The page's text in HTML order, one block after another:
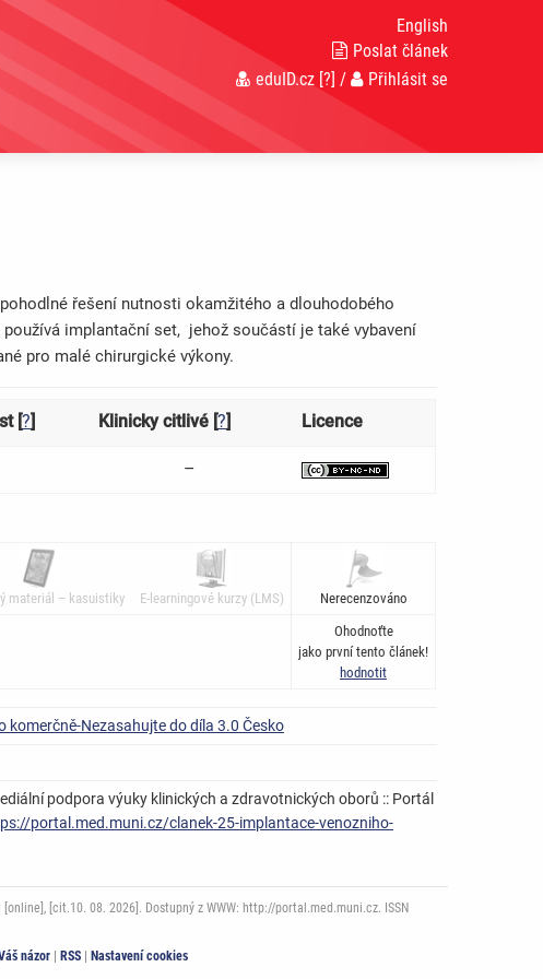
English
Poslat článek
eduID.cz [?] / Přihlásit se
řešení nutnosti okamžitého a dlouhodobého
implantační set, jehož součástí je také vybavení
pro malé chirurgické výkony.
[?] Klinicky citlivé [?] Licence
–
materiál – kasuistiky E-learningové kurzy (LMS) Nerecenzováno
Ohodnoťte
jako první tento článek!
hodnotit
komerčně-Nezasahujte do díla 3.0 Česko
podpora výuky klinických a zdravotnických oborů :: Portál
portal.med.muni.cz/clanek-25-implantace-venozniho-
[cit.10. 08. 2026]. Dostupný z WWW: http://portal.med.muni.cz. ISSN
názor RSS Nastavení cookies